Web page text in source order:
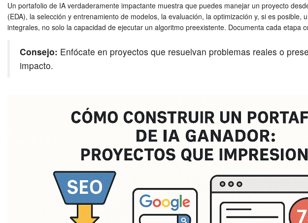
Un portafolio de IA verdaderamente impactante muestra que puedes manejar un proyecto
(EDA), la selección y entrenamiento de modelos, la evaluación, la optimización y, si es
integrales, no solo la capacidad de ejecutar un algoritmo preexistente. Documenta cada
Consejo: Enfócate en proyectos que resuelvan problemas reales o
impacto.